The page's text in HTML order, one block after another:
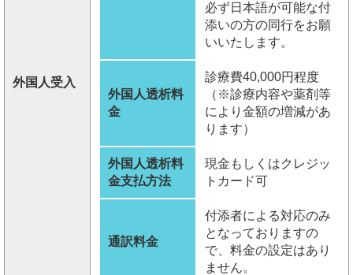
外国人受入
必ず日本語が可能な付
添いの方の同行をお願
いいたします。
外国人透析料
金
診療費40,000円程度
（※診療内容や薬剤等
により金額の増減があ
ります）
外国人透析料
金支払方法
現金もしくはクレジッ
トカード可
通訳料金
付添者による対応のみ
となっておりますの
で、料金の設定はあり
ません。